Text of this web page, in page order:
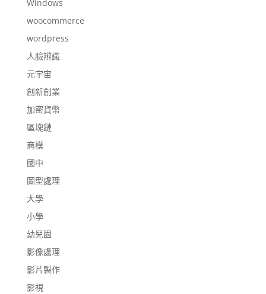
Windows
woocommerce
wordpress
人臉辨識
元宇宙
創新創業
加密貨幣
區塊鏈
商模
國中
圖型處理
大學
小學
幼兒園
影像處理
影片製作
影視